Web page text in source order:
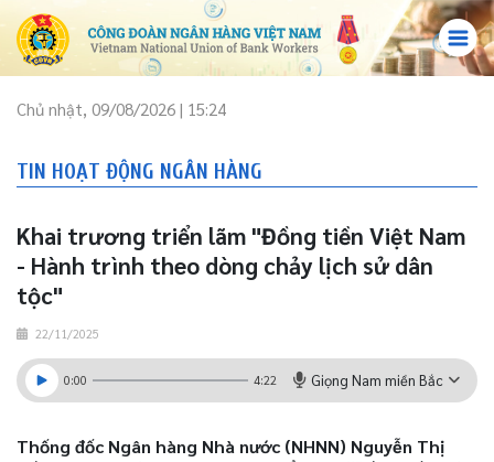
Chủ nhật, 09/08/2026 | 15:24
TIN HOẠT ĐỘNG NGÂN HÀNG
Khai trương triển lãm "Đồng tiền Việt Nam
- Hành trình theo dòng chảy lịch sử dân
tộc"
22/11/2025
0:00 4:22 Giọng Nam miền Bắc
Thống đốc Ngân hàng Nhà nước (NHNN) Nguyễn Thị